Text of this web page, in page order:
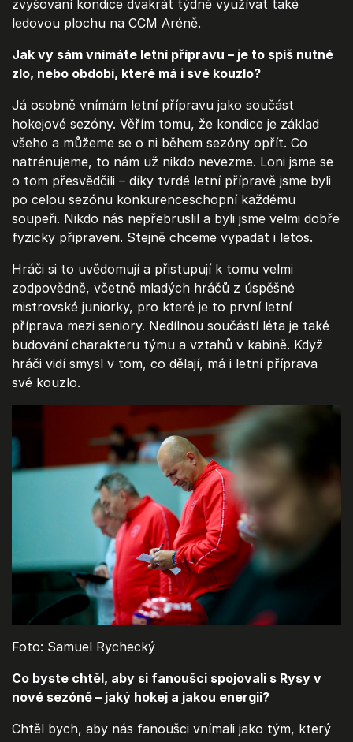
zvyšování kondice dvakrát týdně využívat také
ledovou plochu na CCM Aréně.
Jak vy sám vnímáte letní přípravu – je to spíš nutné
zlo, nebo období, které má i své kouzlo?
Já osobně vnímám letní přípravu jako součást
hokejové sezóny. Věřím tomu, že kondice je základ
všeho a můžeme se o ni během sezóny opřít. Co
natrénujeme, to nám už nikdo nevezme. Loni jsme se
o tom přesvědčili – díky tvrdé letní přípravě jsme byli
po celou sezónu konkurenceschopní každému
soupeři. Nikdo nás nepřebruslil a byli jsme velmi dobře
fyzicky připraveni. Stejně chceme vypadat i letos.
Hráči si to uvědomují a přistupují k tomu velmi
zodpovědně, včetně mladých hráčů z úspěšné
mistrovské juniorky, pro které je to první letní
příprava mezi seniory. Nedílnou součástí léta je také
budování charakteru týmu a vztahů v kabině. Když
hráči vidí smysl v tom, co dělají, má i letní příprava
své kouzlo.
Foto: Samuel Rychecký
Co byste chtěl, aby si fanoušci spojovali s Rysy v
nové sezóně – jaký hokej a jakou energii?
Chtěl bych, aby nás fanoušci vnímali jako tým, který